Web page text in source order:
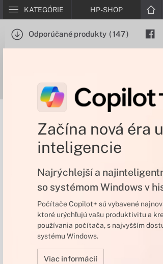
KATEGÓRIE HP-SHOP
Odporúčané produkty (147)
Začína nová éra
inteligencie
Najrýchlejší a
so systémom Windows v
Počítače Copilot+ sú vybavené
ktoré urýchľujú vašu produktivitu a
používania počítača, s najvyšším
systému Windows.
Viac informácií